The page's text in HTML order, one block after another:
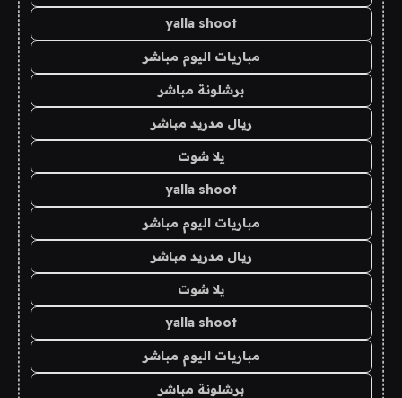
yalla shoot
مباريات اليوم مباشر
برشلونة مباشر
ريال مدريد مباشر
يلا شوت
yalla shoot
مباريات اليوم مباشر
ريال مدريد مباشر
يلا شوت
yalla shoot
مباريات اليوم مباشر
برشلونة مباشر